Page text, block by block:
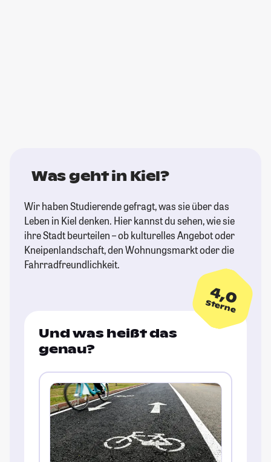
Was geht in Kiel?
Wir haben Studierende gefragt, was sie über das
Leben in Kiel denken. Hier kannst du sehen, wie sie
ihre Stadt beurteilen – ob kulturelles Angebot oder
Kneipenlandschaft, den Wohnungsmarkt oder die
Fahrradfreundlichkeit.
4,0
Sterne
Und was heißt das
genau?